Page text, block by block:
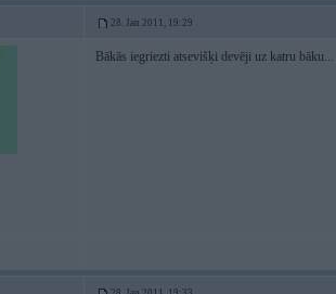
28. Jan 2011, 19:29
Bākās iegriezti atsevišķi devēji uz katru bāku...